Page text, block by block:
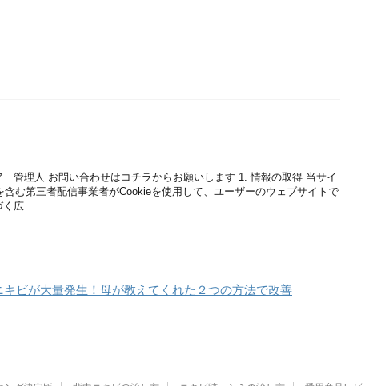
管理人 お問い合わせはコチラからお願いします 1. 情報の取得 当サイ
含む第三者配信事業者がCookieを使用して、ユーザーのウェブサイトで
く広 …
ビが大量発生！母が教えてくれた２つの方法で改善